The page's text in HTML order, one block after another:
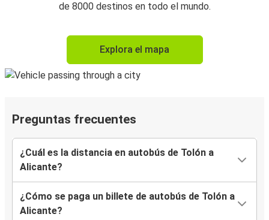
de 8000 destinos en todo el mundo.
Explora el mapa
Preguntas frecuentes
¿Cuál es la distancia en autobús de Tolón a
Alicante?
¿Cómo se paga un billete de autobús de Tolón a
Alicante?